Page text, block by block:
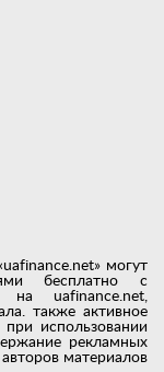
могут
бесплатно с
на uafinance.net,
также активное
использовании
рекламных
материалов